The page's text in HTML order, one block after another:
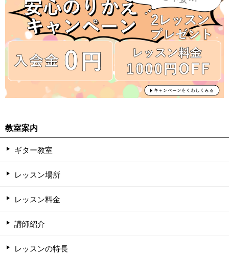
教室案内
ギター教室
レッスン場所
レッスン料金
講師紹介
レッスンの特長